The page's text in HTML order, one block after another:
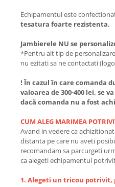
Echipamentul este
tesatura foarte rezistenta.
Jambierele NU se
*Pentru alt tip de
nu ezitati sa ne contactati
! În cazul în care comanda
valoarea de 300-400 lei, se
dacă comanda nu a fost
CUM ALEG MARIMEA
Avand in vedere ca
distanta pe care nu aveti
recomandam sa parcurgeti
ca alegeti echipamentul
1. Alegeti un tricou potrivit,